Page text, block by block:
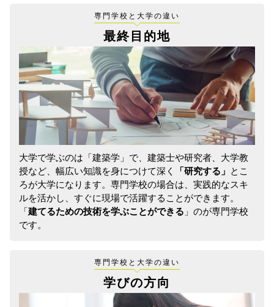
専門学校と大学の違い
最終目的地
大学で学ぶのは「建築学」で、建築士や研究者、大学教
授など、幅広い知識を身につけて深く
「研究する」 とこ
ろが大学になります。専門学校の場合は、実践的なスキ
ルを活かし、すぐに現場で活躍することができます。
「建てるための技術を学ぶことができる 」のが専門学校
です。
専門学校と大学の違い
学びの方向